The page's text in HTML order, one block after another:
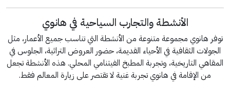
الأنشطة والتجارب السياحية في هانوي
توفر هانوي مجموعة متنوعة من الأنشطة التي تناسب جميع الأعمار، مثل
الجولات الثقافية في الأحياء القديمة، حضور العروض التراثية، الجلوس في
المقاهي التاريخية، وتجربة المطبخ الفيتنامي المحلي. هذه الأنشطة تجعل
من الإقامة في هانوي تجربة غنية لا تقتصر على زيارة المعالم فقط.